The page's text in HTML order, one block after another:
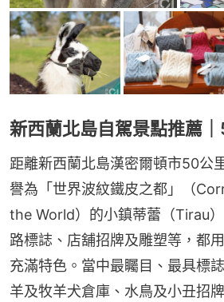
新西蘭北島自駕景點推薦
距離新西蘭北島漢密爾頓市50公
譽為「世界波紋鐵皮之都」（
the World）的小鎮蒂蕾（Tirau
路標誌、店舖招牌及雕塑等，都
充滿特色。當中最矚目、最具標
羊及牧羊犬倉庫、水鳥及小丑招